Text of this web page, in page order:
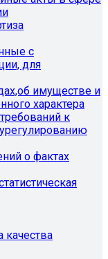
с
для
имуществе и
характера
к
о фактах